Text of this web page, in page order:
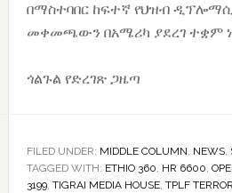
በማስተባበር ከፍተኛ የህዝብ
መቀመጫውን በአሜሪካ ያደረገ ተቋም
ጎልጉል የድረገጽ ጋዜጣ
FILED UNDER: MIDDLE COLUMN, NEWS,
TAGGED WITH: ETHIO 360, HR 6600,
3199, TIGRAI MEDIA HOUSE, TPLF